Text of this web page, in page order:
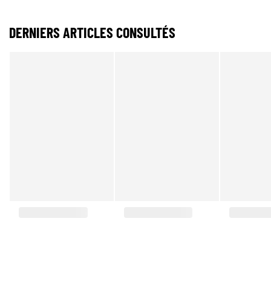
DERNIERS ARTICLES CONSULTÉS